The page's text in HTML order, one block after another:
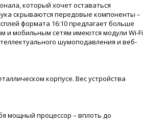
который хочет оставаться
скрываются передовые компоненты –
формата 16:10 предлагает больше
и мобильным сетям имеются модули Wi-Fi
шумоподавления и веб-
корпусе. Вес устройства
мощный процессор – вплоть до